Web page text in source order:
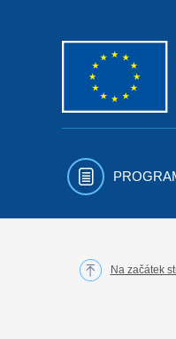
Na začátek